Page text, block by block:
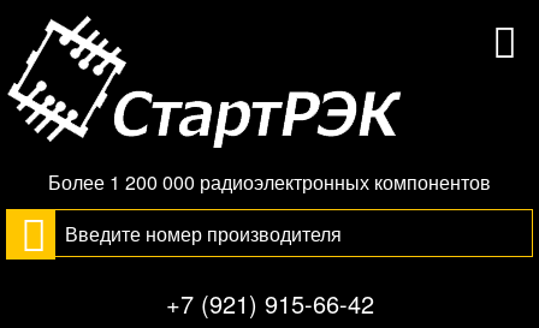
Более 1 200 000 радиоэлектронных компонентов
+7 (921) 915-66-42